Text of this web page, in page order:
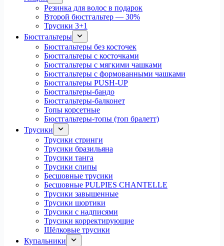
Резинка для волос в подарок
Второй бюстгальтер — 30%
Трусики 3+1
Бюстгальтеры
Бюстгальтеры без косточек
Бюстгальтеры с косточками
Бюстгальтеры с мягкими чашками
Бюстгальтеры с формованными чашками
Бюстгальтеры PUSH-UP
Бюстгальтеры-бандо
Бюстгальтеры-балконет
Топы корсетные
Бюстгальтеры-топы (топ бралетт)
Трусики
Трусики стринги
Трусики бразильяна
Трусики танга
Трусики слипы
Бесшовные трусики
Бесшовные PULPIES CHANTELLE
Трусики завышенные
Трусики шортики
Трусики с надписями
Трусики корректирующие
Шёлковые трусики
Купальники